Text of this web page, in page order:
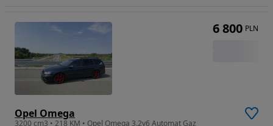
Opel Omega
3200 cm3 • 218 KM • Opel Omega 3.2v6 Automat Gaz
6 800 PLN